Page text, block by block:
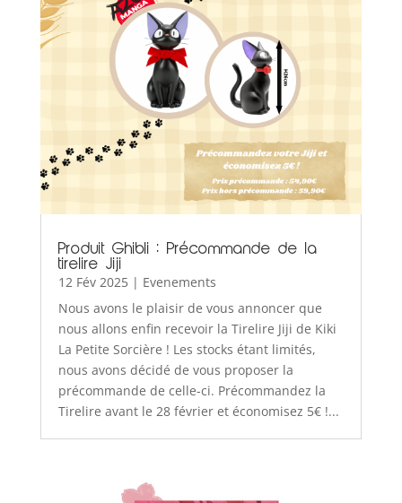
Produit Ghibli : Précommande de la
tirelire Jiji
12 Fév 2025| Evenements
Nous avons le plaisir de vous annoncer que
nous allons enfin recevoir la Tirelire Jiji de Kiki
La Petite Sorcière ! Les stocks étant limités,
nous avons décidé de vous proposer la
précommande de celle-ci. Précommandez la
Tirelire avant le 28 février et économisez 5€ !...